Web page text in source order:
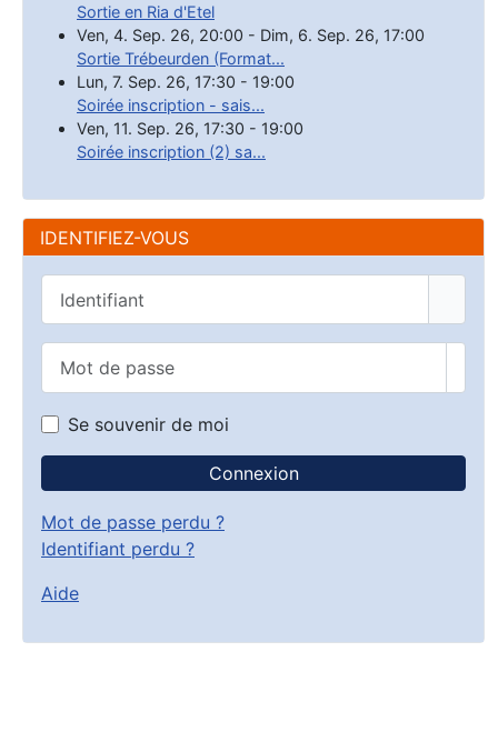
Sortie en Ria d'Etel
Ven, 4. Sep. 26, 20:00 - Dim, 6. Sep. 26, 17:00
Sortie Trébeurden (Format...
Lun, 7. Sep. 26, 17:30 - 19:00
Soirée inscription - sais...
Ven, 11. Sep. 26, 17:30 - 19:00
Soirée inscription (2) sa...
IDENTIFIEZ-VOUS
Se souvenir de moi
Connexion
Mot de passe perdu ?
Identifiant perdu ?
Aide